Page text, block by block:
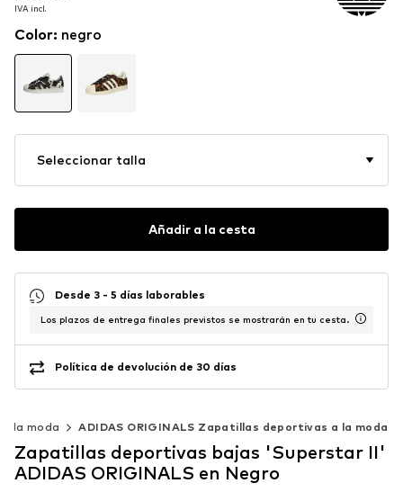
IVA incl.
IVA incl.
Color: negro
Seleccionar talla
Añadir a la cesta
Desde 3 - 5 días laborables
Los plazos de entrega finales previstos se mostrarán en tu cesta.
Política de devolución de 30 días
la moda ADIDAS ORIGINALS Zapatillas deportivas a la moda
Zapatillas deportivas bajas 'Superstar II'
ADIDAS ORIGINALS en Negro